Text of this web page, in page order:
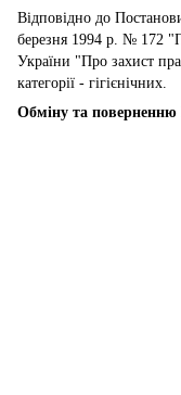
Відповідно до
березня 1994 р. № 172
України "Про захист
категорії - гігієнічних.
Обміну та